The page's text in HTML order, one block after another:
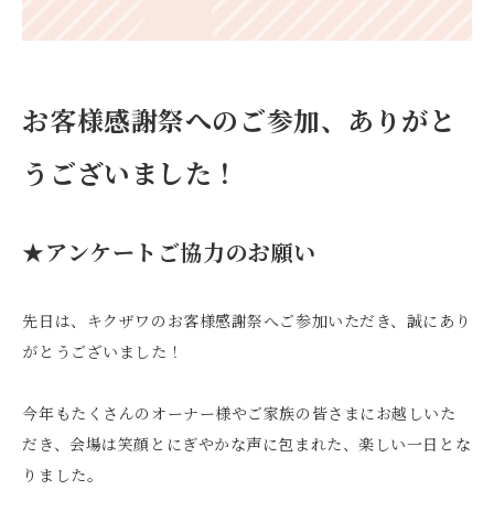
お客様感謝祭へのご参加、ありがと
うございました！
★アンケートご協力のお願い
先日は、キクザワのお客様感謝祭へご参加いただき、誠にあり
がとうございました！
今年もたくさんのオーナー様やご家族の皆さまにお越しいた
だき、会場は笑顔とにぎやかな声に包まれた、楽しい一日とな
りました。